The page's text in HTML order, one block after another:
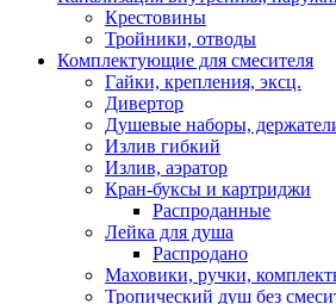
Крестовины
Тройники, отводы
Комплектующие для смесителя
Гайки, крепления, эксц.
Дивертор
Душевые наборы,
Излив гибкий
Излив, аэратор
Кран-буксы и картриджи
Распроданные
Лейка для душа
Распродано
Маховики, ручки,
Тропический душ без